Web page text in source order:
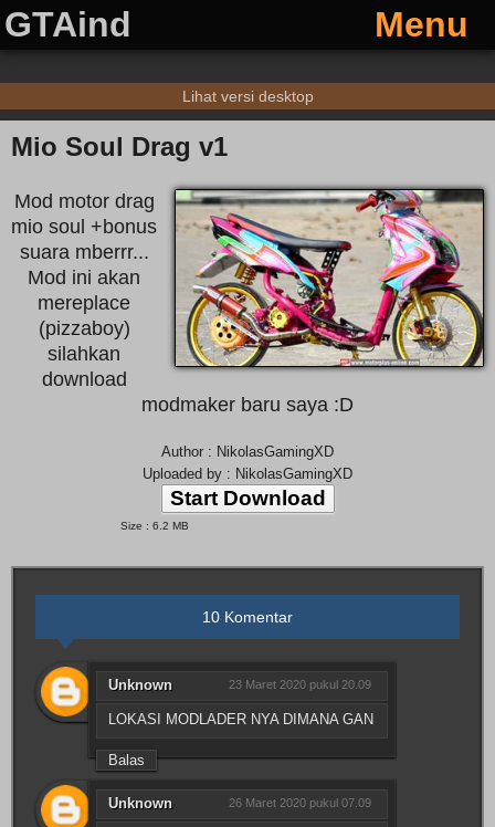
GTAind Menu
Lihat versi desktop
Mio Soul Drag v1
Mod motor drag
mio soul +bonus
suara mberrr...
Mod ini akan
mereplace
(pizzaboy)
silahkan
download
modmaker baru saya :D
Author : NikolasGamingXD
Uploaded by : NikolasGamingXD
Start Download
Size : 6.2 MB
10 Komentar
Unknown 23 Maret 2020 pukul 20.09
LOKASI MODLADER NYA DIMANA GAN
Balas
Unknown 26 Maret 2020 pukul 07.09